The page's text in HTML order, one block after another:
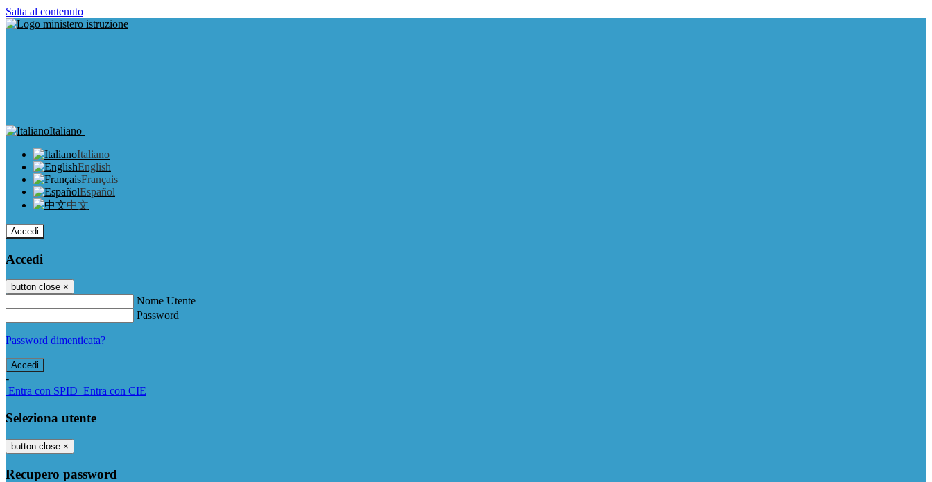
Salta al contenuto
Italiano
Italiano
English
Français
Español
中文
Accedi
Accedi
button close ×
Nome Utente
Password
Password dimenticata?
-
Entra con SPID Entra con CIE
Seleziona utente
button close ×
Recupero password